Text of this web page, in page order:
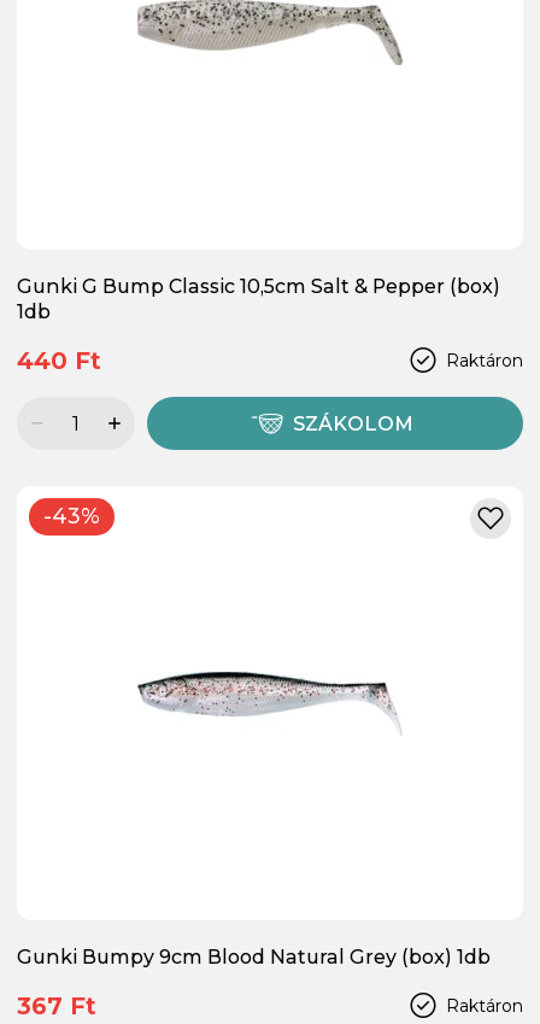
Gunki G Bump Classic 10,5cm Salt & Pepper (box)
1db
Raktáron
440 Ft
SZÁKOLOM
-43%
Gunki Bumpy 9cm Blood Natural Grey (box) 1db
Raktáron
367 Ft